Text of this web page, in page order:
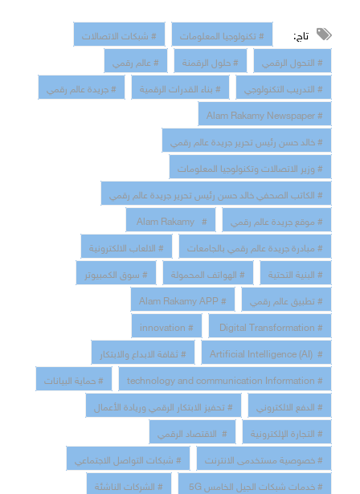
تاج: # تكنولوجيا المعلومات
# شبكات الاتصالات
# التحول الرقمي
# حلول الرقمنة
# عالم رقمي
# التدريب التكنولوجي
# بناء القدرات الرقمية
# جريدة عالم رقمي
# Alam Rakamy Newspaper
# خالد حسن رئيس تحرير جريدة عالم رقمي
# وزير الاتصالات وتكنولوجيا المعلومات
# الكاتب الصحفي خالد حسن رئيس تحرير جريدة عالم رقمي
# موقع جريدة عالم رقمي
# Alam Rakamy
# مبادرة جريدة عالم رقمي بالجامعات
# الالعاب الالكترونية
# البنية التحتية
# الهواتف المحمولة
# سوق الكمبيوتر
# تطبيق عالم رقمي
# Alam Rakamy APP
# Digital Transformation
# innovation
# Artificial Intelligence (AI)
# ثقافة الابداع والابتكار
# technology and communication Information
# حماية البيانات
# الدفع الالكتروني
# تحفيز الابتكار الرقمي وريادة الأعمال
# التجارة الإلكترونية
# الاقتصاد الرقمي
# خصوصية مستخدمى الانترنت
# شبكات التواصل الاجتماعي
# خدمات شبكات الجيل الخامس 5G
# الشركات الناشئة